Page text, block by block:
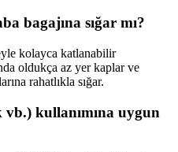
bagajına sığar mı?
kolayca katlanabilir
oldukça az yer kaplar ve
rahatlıkla sığar.
vb.) kullanımına uygun